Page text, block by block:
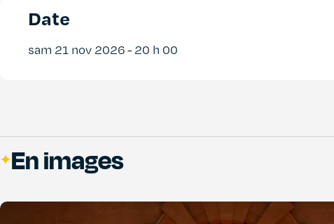
Date
sam 21 nov 2026- 20 h 00
En images